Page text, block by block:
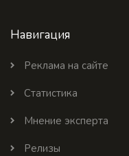
Навигация
Реклама на сайте
Статистика
Мнение эксперта
Релизы